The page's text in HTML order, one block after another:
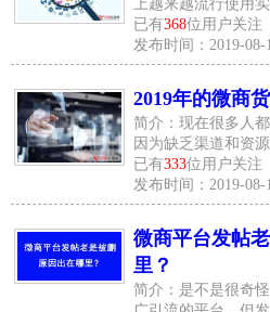
上越来越流行使用
已有368位用户关注
发布时间：2019-08-
2019年的微商
简介：现在很多人
因为缺乏渠道和资
已有333位用户关注
发布时间：2019-08-
微商平台发帖
里？
简介：是不是很奇